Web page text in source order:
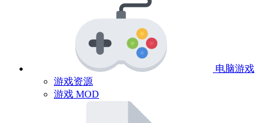
电脑游戏
游戏资源
游戏 MOD